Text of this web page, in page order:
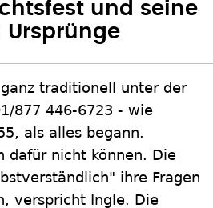
und seine
Ursprünge
traditionell unter der
877 446-6723 - wie
als alles begann.
dafür nicht können. Die
ihre Fragen
verspricht Ingle. Die